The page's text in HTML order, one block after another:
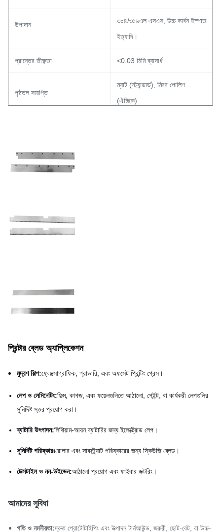
উপাদান
৩০৪/৩১৬এল এসএস, উচ্চ কার্বন ইস্পাত
ইত্যাদি।
প্রান্তের তীক্ষ্ণতা <0.03 মিমি ব্যাসার্ধ
পৃষ্ঠতল সমাপ্তি
ম্যাট (স্ট্যান্ডার্ড), মিরর পোলিশ
(ঐচ্ছিক)
সহনশীলতা
প্রিন্টার ব্লেড অ্যাপ্লিকেশন
মুদ্রণ শিল্প:ফ্লেক্সোগ্রাফিক, গ্রাভারি, এবং অফসেট প্রিন্টিং প্রেস।
লেপ ও লেমিনেটিং:ফিল্ম, কাগজ, এবং ফয়েলগুলিতে আঠালো, পেইন্ট, বা কার্যকরী লেপগুলির
সুনির্দিষ্ট স্তর প্রয়োগ করা।
ব্যাটারি উৎপাদন:লিথিয়াম-আয়ন ব্যাটারির জন্য ইলেক্ট্রোড লেপ।
সুনির্দিষ্ট পরিষ্কারঃরোলার এবং সাবস্ট্র্যাট পরিষ্কারের জন্য স্কিউজি ব্লেড।
টেক্সটাইল ও নন-উইভেন:আঠালো প্রয়োগ এবং ফাইবার ডক্টরিং।
আমাদের সুবিধা
গতি ও নমনীয়তা:দ্রুত প্রোটোটাইপিং এবং উত্পাদন টার্নআউন্ড, জরুরী, ছোট-বেট, বা উচ্চ-